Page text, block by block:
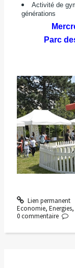
Activité de
générations
Parc
Lien permanent
Economie, Energies,
0 commentaire